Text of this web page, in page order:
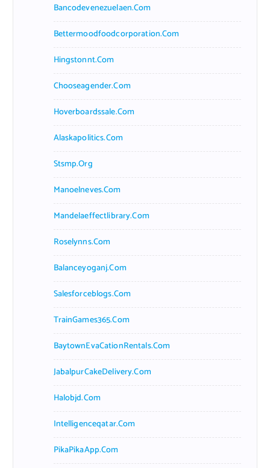
Bancodevenezuelaen.com
Bettermoodfoodcorporation.com
Hingstonnt.com
Chooseagender.com
Hoverboardssale.com
Alaskapolitics.com
Stsmp.org
Manoelneves.com
Mandelaeffectlibrary.com
Roselynns.com
Balanceyoganj.com
Salesforceblogs.com
TrainGames365.com
BaytownEvaCationRentals.com
JabalpurCakeDelivery.com
Halobjd.com
Intelligenceqatar.com
PikaPikaApp.com